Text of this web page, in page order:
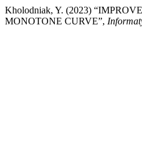
Kholodniak, Y. (2023)
MONOTONE CURVE”,